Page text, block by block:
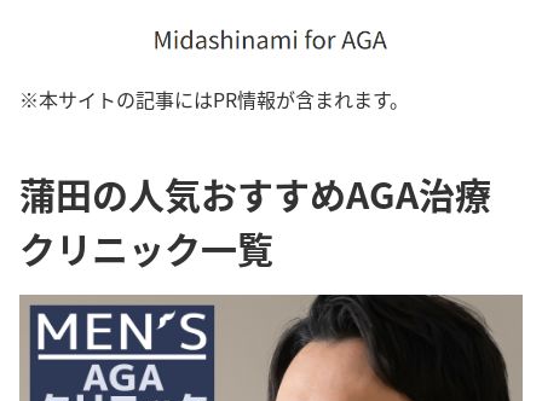
※本サイトの記事にはPR情報が含まれます。
蒲田の人気おすすめAGA治療
クリニック一覧